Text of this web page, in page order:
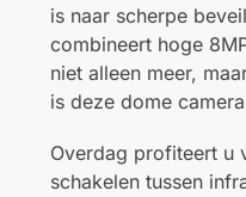
is naar scherpe
combineert hoge
niet alleen meer,
is deze dome
Overdag profiteert u
schakelen tussen